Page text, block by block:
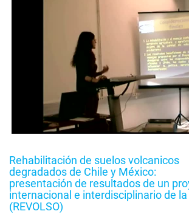
Rehabilitación de suelos volcanicos
degradados de Chile y México:
presentación de resultados de un
internacional e interdisciplinario de la
(REVOLSO)